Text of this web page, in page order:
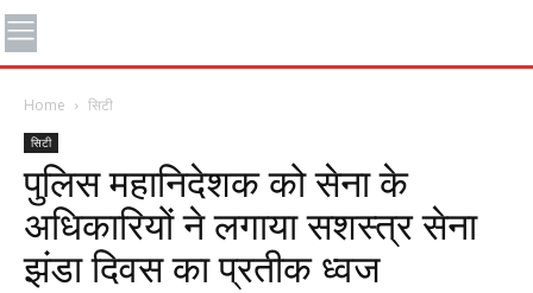
Home सिटी
सिटी
पुलिस महानिदेशक को सेना के
अधिकारियों ने लगाया सशस्त्र सेना
झंडा दिवस का प्रतीक ध्वज